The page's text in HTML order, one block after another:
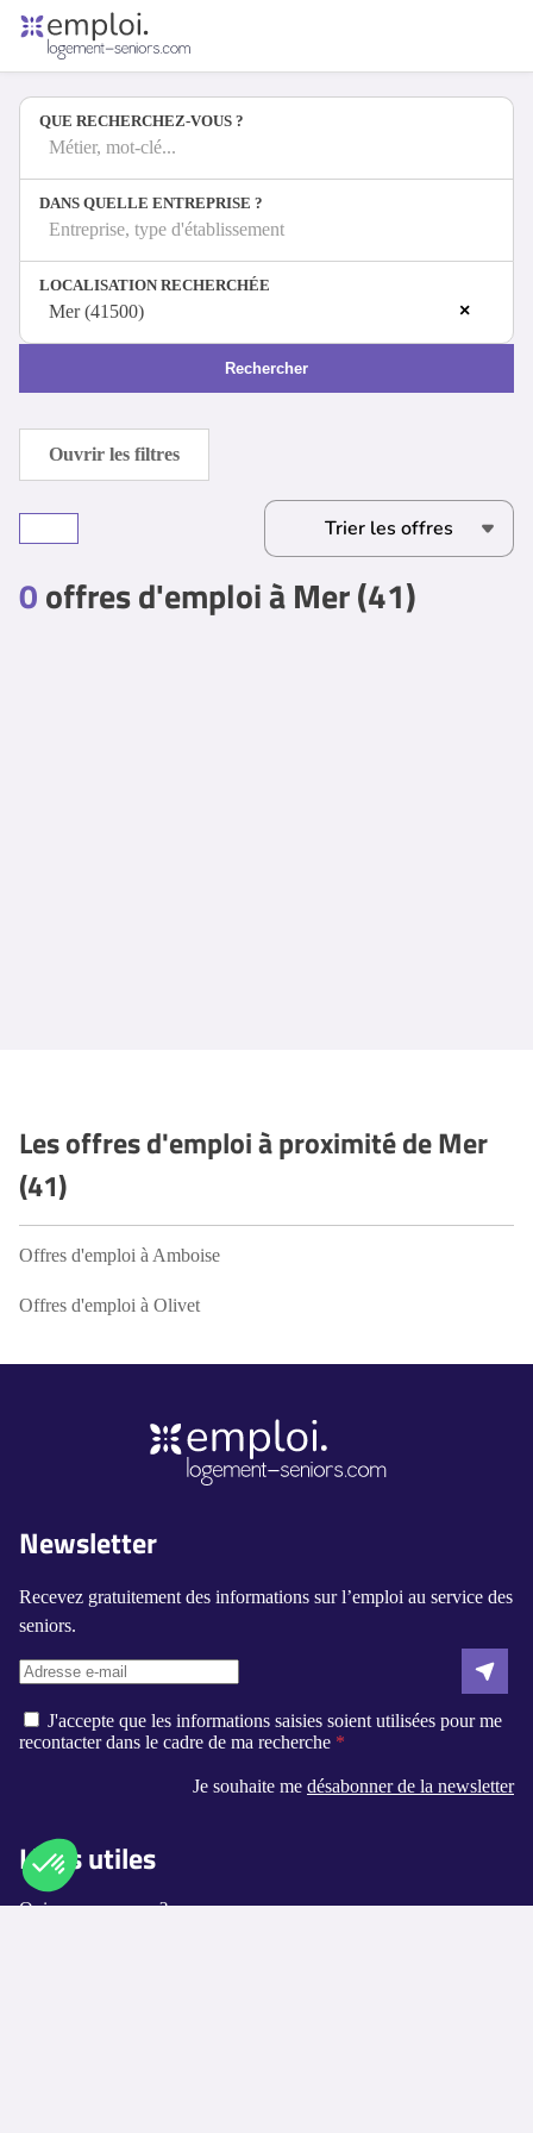
Offres d'emploi
Entreprises
Métiers
Se connecter
Espace candidat
Espace recruteur
QUE RECHERCHEZ-VOUS ?
Métier, mot-clé...
DANS QUELLE ENTREPRISE ?
Entreprise, type d'établissement
LOCALISATION RECHERCHÉE
×
Mer (41500)
Rechercher
0offres d'emploi à Mer (41)
Ouvrir les filtres
Les offres d'emploi à proximité de Mer
(41)
Offres d'emploi à Amboise
Offres d'emploi à Olivet
Newsletter
Recevez gratuitement des informations sur l’emploi au service des
seniors.
J'accepte que les informations saisies soient utilisées pour me
recontacter dans le cadre de ma recherche
Je souhaite me désabonner de la newsletter
Liens utiles
Qui sommes-nous ?